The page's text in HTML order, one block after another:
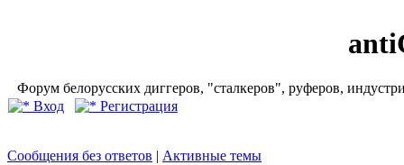
Форум белорусских диггеров, "сталкеров", руферов,
Вход
Регистрация
Сообщения без ответов | Активные темы